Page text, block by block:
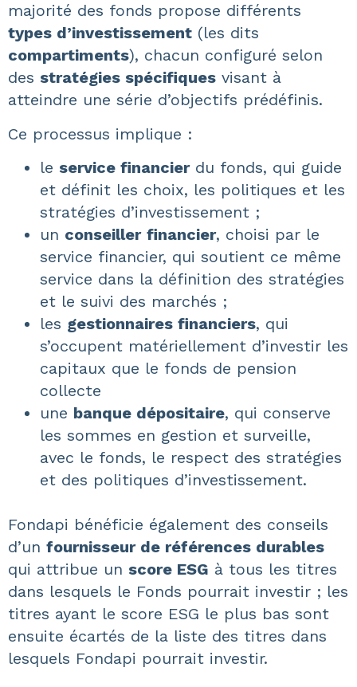
majorité des fonds propose différents
types d’investissement (les dits
compartiments), chacun configuré selon
des stratégies spécifiques visant à
atteindre une série d’objectifs prédéfinis.
Ce processus implique :
le service financierdu fonds, qui guide
et définit les choix, les politiques et les
stratégies d’investissement ;
un conseiller financier, choisi par le
service financier, qui soutient ce même
service dans la définition des stratégies
et le suivi des marchés ;
les gestionnaires financiers, qui
s’occupent matériellement d’investir les
capitaux que le fonds de pension
collecte
une banque dépositaire, qui conserve
les sommes en gestion et surveille,
avec le fonds, le respect des stratégies
et des politiques d’investissement.
Fondapi bénéficie également des conseils
d’un fournisseur de références durables
qui attribue un score ESG à tous les titres
dans lesquels le Fonds pourrait investir ; les
titres ayant le score ESG le plus bas sont
ensuite écartés de la liste des titres dans
lesquels Fondapi pourrait investir.